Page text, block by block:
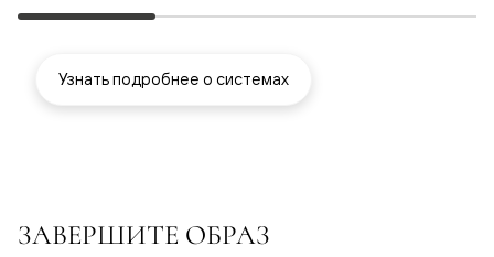
Узнать подробнее о системах
ЗАВЕРШИТЕ ОБРАЗ